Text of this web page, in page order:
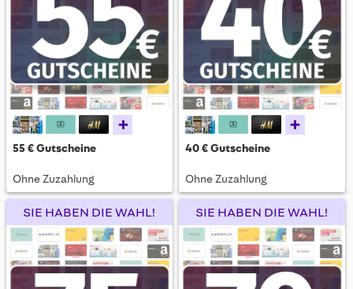
+
55 € Gutscheine
Ohne Zuzahlung
+
40 € Gutscheine
Ohne Zuzahlung
SIE HABEN DIE WAHL! SIE HABEN DIE WAHL!